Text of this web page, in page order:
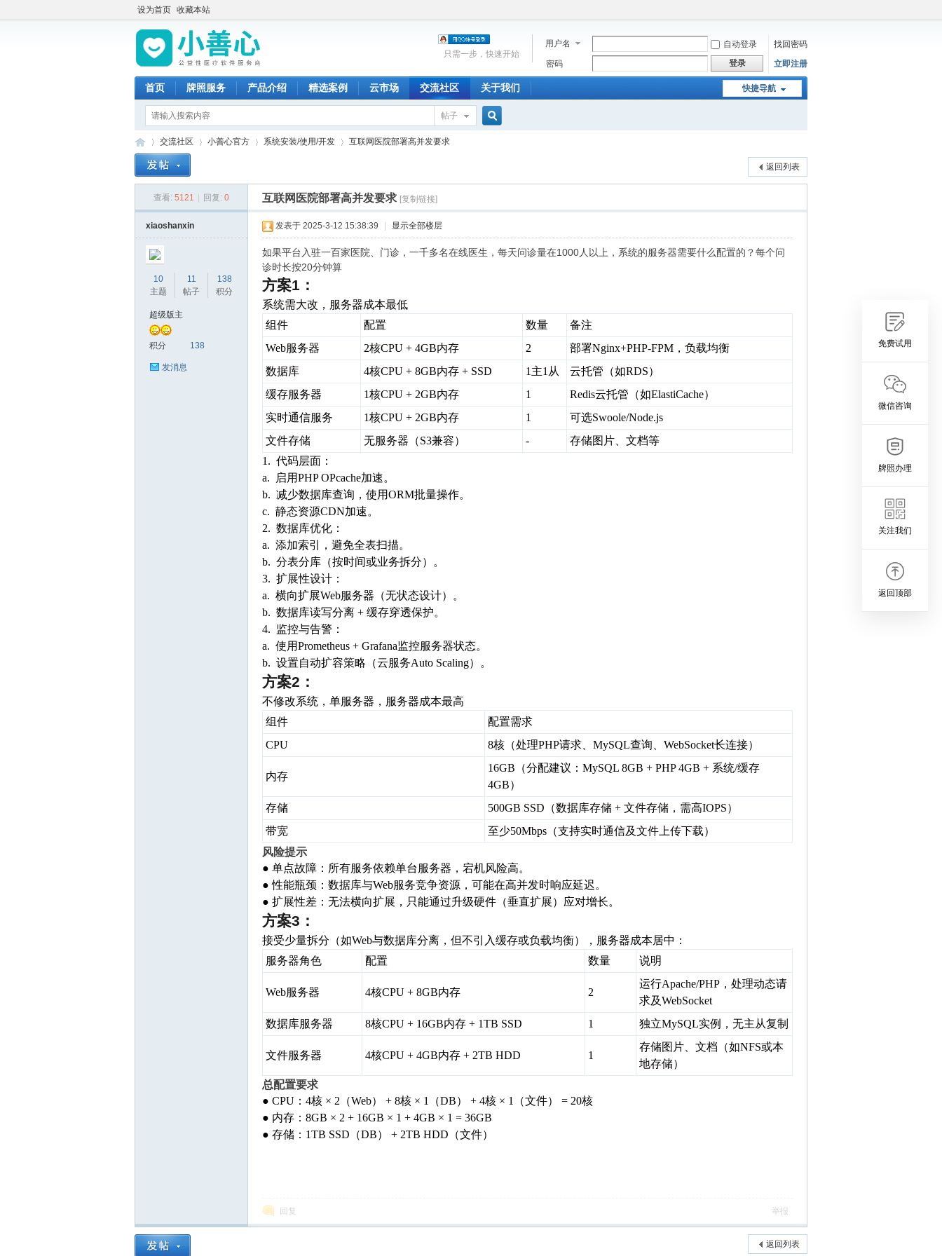
设为首页 收藏本站
用户名 自动登录
找回密码
密码
登录 立即注册
只需一步，快速开始
快捷导航
首页 牌照服务 产品介绍 精选案例 云市场 交流社区 关于我们
帖子
交流社区 小善心官方 系统安装/使用/开发
›
互联网医院部署高并发要求
返回列表
查看: 5121 回复: 0 互联网医院部署高并发要求 [复制链接]
xiaoshanxin
10
主题
11
帖子
138
积分
超级版主
积分 138
发消息
发表于 2025-3-12 15:38:39 显示全部楼层
如果平台入驻一百家医院、门诊，一千多名在线医生，每天问诊量在1000人以上，系统的服务器需要什么配置的？每个问
诊时长按20分钟算
方案1：
系统需大改，服务器成本最低
组件
配置 数量
备注
Web服务器
2核CPU + 4GB内存 2
部署Nginx+PHP-FPM，负载均衡
数据库
4核CPU + 8GB内存 + SSD 1主1从
云托管（如RDS）
缓存服务器
1核CPU + 2GB内存 1
Redis云托管（如ElastiCache）
实时通信服务
1核CPU + 2GB内存 1
可选Swoole/Node.js
文件存储
无服务器（S3兼容） -
存储图片、文档等
1. 代码层面：
a. 启用PHP OPcache加速。
b. 减少数据库查询，使用ORM批量操作。
c. 静态资源CDN加速。
2. 数据库优化：
a. 添加索引，避免全表扫描。
b. 分表分库（按时间或业务拆分）。
3. 扩展性设计：
a. 横向扩展Web服务器（无状态设计）。
b. 数据库读写分离 + 缓存穿透保护。
4. 监控与告警：
a. 使用Prometheus + Grafana监控服务器状态。
b. 设置自动扩容策略（云服务Auto Scaling）。
方案2：
不修改系统，单服务器，服务器成本最高
组件
配置需求
CPU
8核（处理PHP请求、MySQL查询、WebSocket长连接）
内存
16GB（分配建议：MySQL 8GB + PHP 4GB + 系统/缓存
4GB）
存储
500GB SSD（数据库存储 + 文件存储，需高IOPS）
带宽
至少50Mbps（支持实时通信及文件上传下载）
风险提示
● 单点故障：所有服务依赖单台服务器，宕机风险高。
● 性能瓶颈：数据库与Web服务竞争资源，可能在高并发时响应延迟。
● 扩展性差：无法横向扩展，只能通过升级硬件（垂直扩展）应对增长。
方案3：
接受少量拆分（如Web与数据库分离，但不引入缓存或负载均衡），服务器成本居中：
服务器角色
配置 数量 说明
Web服务器 4核CPU + 8GB内存 2
运行Apache/PHP，处理动态请
求及WebSocket
数据库服务器
8核CPU + 16GB内存 + 1TB SSD 1 独立MySQL实例，无主从复制
文件服务器 4核CPU + 4GB内存 + 2TB HDD 1
存储图片、文档（如NFS或本
地存储）
总配置要求
● CPU：4核 × 2（Web） + 8核 × 1（DB） + 4核 × 1（文件） = 20核
● 内存：8GB × 2 + 16GB × 1 + 4GB × 1 = 36GB
● 存储：1TB SSD（DB） + 2TB HDD（文件）
回复 举报
返回列表
免费试用
微信咨询
牌照办理
关注我们
返回顶部